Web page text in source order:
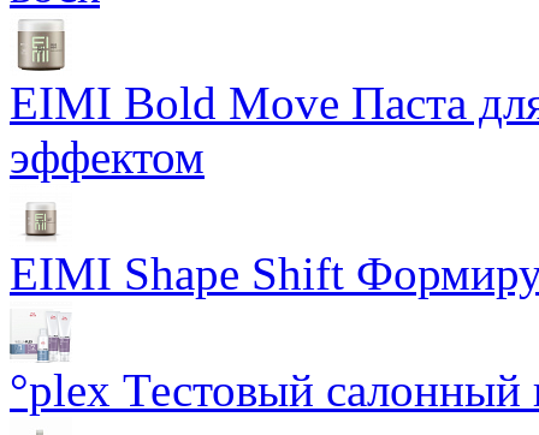
EIMI Bold Move Паста
эффектом
EIMI Shape Shift
°plex Тестовый салонный